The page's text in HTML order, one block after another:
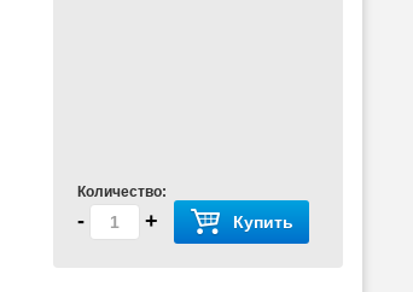
Количество:
- + Купить